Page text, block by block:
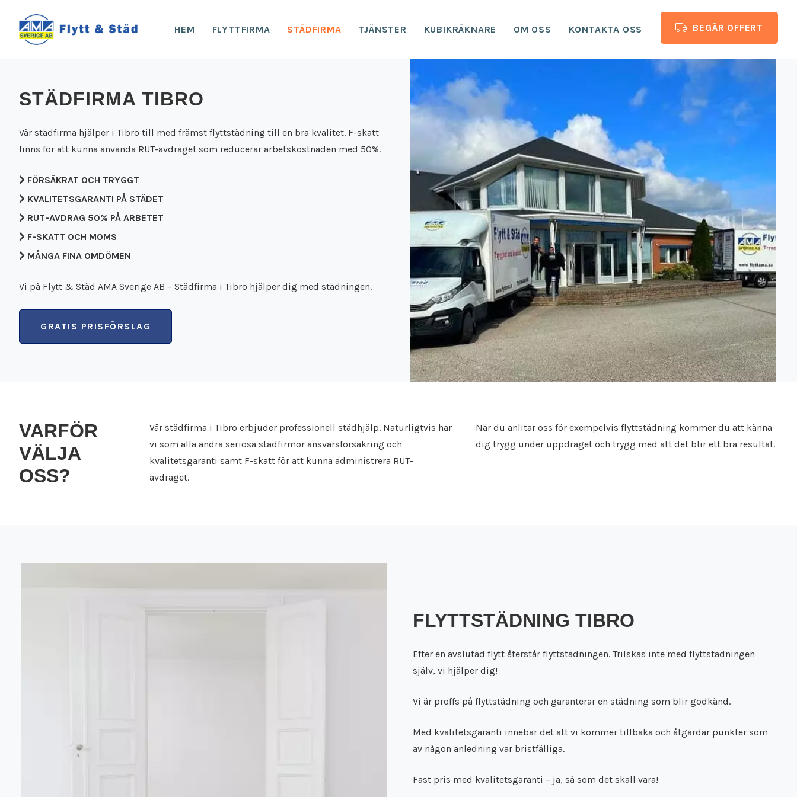
HEM FLYTTFIRMA STÄDFIRMA TJÄNSTER KUBIKRÄKNARE OM OSS KONTAKTA OSS BEGÄR OFFERT
STÄDFIRMA TIBRO
Vår städfirma hjälper i Tibro till med främst flyttstädning till en bra kvalitet. F-skatt
finns för att kunna använda RUT-avdraget som reducerar arbetskostnaden med 50%.
FÖRSÄKRAT OCH TRYGGT
KVALITETSGARANTI PÅ STÄDET
RUT-AVDRAG 50% PÅ ARBETET
F-SKATT OCH MOMS
MÅNGA FINA OMDÖMEN
Vi på Flytt & Städ AMA Sverige AB – Städfirma i Tibro hjälper dig med städningen.
GRATIS PRISFÖRSLAG
VARFÖR
VÄLJA
OSS?
Vår städfirma i Tibro erbjuder professionell städhjälp. Naturligtvis har
vi som alla andra seriösa städfirmor ansvarsförsäkring och
kvalitetsgaranti samt F-skatt för att kunna administrera RUT-
avdraget.
När du anlitar oss för exempelvis flyttstädning kommer du att känna
dig trygg under uppdraget och trygg med att det blir ett bra resultat.
FLYTTSTÄDNING TIBRO
Efter en avslutad flytt återstår flyttstädningen. Trilskas inte med flyttstädningen
själv, vi hjälper dig!
Vi är proffs på flyttstädning och garanterar en städning som blir godkänd.
Med kvalitetsgaranti innebär det att vi kommer tillbaka och åtgärdar punkter som
av någon anledning var bristfälliga.
Fast pris med kvalitetsgaranti – ja, så som det skall vara!